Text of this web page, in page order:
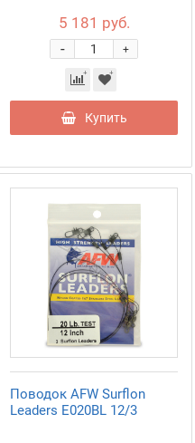
5 181 руб.
+
-
Купить
Поводок AFW Surflon
Leaders E020BL 12/3